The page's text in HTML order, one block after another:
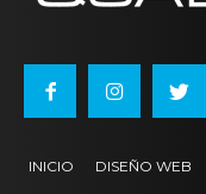
INICIO DISEÑO WEB